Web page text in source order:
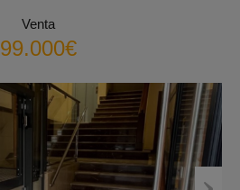
Venta
99.000€